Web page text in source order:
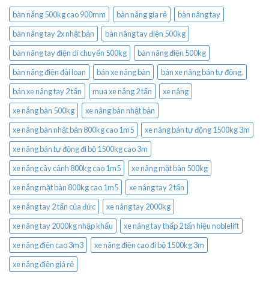
bàn nâng 500kg cao 900mm bàn nâng gía rẻ
bàn nâng tay
bàn nâng tay 2x nhật bản
bàn nâng tay điện 500kg
bàn nâng tay điện di chuyển 500kg
bàn nâng điện 500kg
bàn nâng điện đài loan
bán xe nâng bàn
bán xe nâng bán tự động.
bán xe nâng tay 2 tấn
mua xe nâng 2 tấn
xe nâng
xe nâng bàn 500kg
xe nâng bàn nhật bản
xe nâng bàn nhật bản 800kg cao 1m5
xe nâng bán tự động 1500kg 3m
xe nâng bán tự động đi bộ 1500kg cao 3m
xe nâng cây cảnh 800kg cao 1m5
xe nâng mặt bàn 500kg
xe nâng mặt bàn 800kg cao 1m5
xe nâng tay 2 tấn
xe nâng tay 2 tấn của đức
xe nâng tay 2000kg
xe nâng tay 2000kg nhập khẩu
xe nâng tay thấp 2 tấn hiệu noblelift
xe nâng điện cao 3m3
xe nâng điện cao đi bộ 1500kg 3m
xe nâng điện giá rẻ